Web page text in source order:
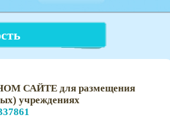
САЙТЕ для размещения
учреждениях